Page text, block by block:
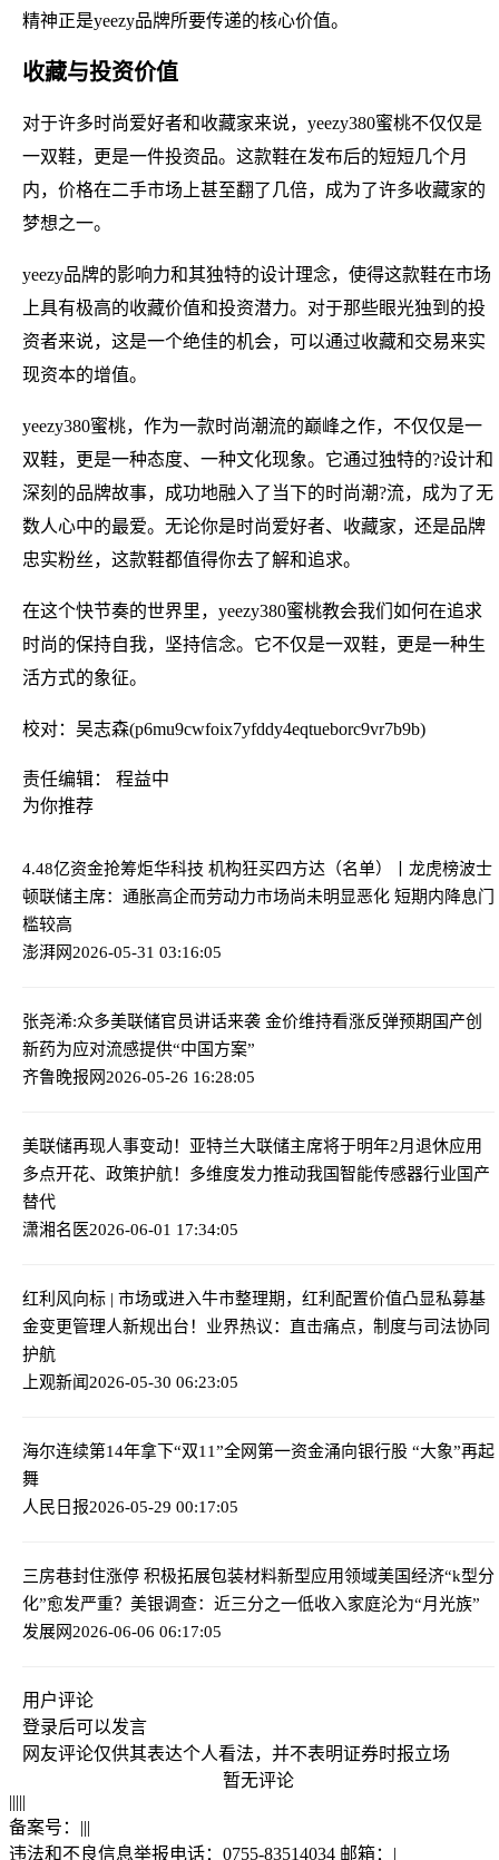
精神正是yeezy品牌所要传递的核心价值。
收藏与投资价值
对于许多时尚爱好者和收藏家来说，yeezy380蜜桃不仅仅是
一双鞋，更是一件投资品。这款鞋在发布后的短短几个月
内，价格在二手市场上甚至翻了几倍，成为了许多收藏家的
梦想之一。
yeezy品牌的影响力和其独特的设计理念，使得这款鞋在市场
上具有极高的收藏价值和投资潜力。对于那些眼光独到的投
资者来说，这是一个绝佳的机会，可以通过收藏和交易来实
现资本的增值。
yeezy380蜜桃，作为一款时尚潮流的巅峰之作，不仅仅是一
双鞋，更是一种态度、一种文化现象。它通过独特的?设计和
深刻的品牌故事，成功地融入了当下的时尚潮?流，成为了无
数人心中的最爱。无论你是时尚爱好者、收藏家，还是品牌
忠实粉丝，这款鞋都值得你去了解和追求。
在这个快节奏的世界里，yeezy380蜜桃教会我们如何在追求
时尚的保持自我，坚持信念。它不仅是一双鞋，更是一种生
活方式的象征。
校对：吴志森(p6mu9cwfoix7yfddy4eqtueborc9vr7b9b)
责任编辑： 程益中
为你推荐
4.48亿资金抢筹炬华科技 机构狂买四方达（名单）丨龙虎榜波士
顿联储主席：通胀高企而劳动力市场尚未明显恶化 短期内降息门
槛较高
澎湃网2026-05-31 03:16:05
张尧浠:众多美联储官员讲话来袭 金价维持看涨反弹预期 国产创
新药为应对流感提供“中国方案”
齐鲁晚报网2026-05-26 16:28:05
美联储再现人事变动！亚特兰大联储主席将于明年2月退休应用
多点开花、政策护航！多维度发力推动我国智能传感器行业国产
替代
潇湘名医2026-06-01 17:34:05
红利风向标 | 市场或进入牛市整理期，红利配置价值凸显私募基
金变更管理人新规出台！业界热议：直击痛点，制度与司法协同
护航
上观新闻2026-05-30 06:23:05
海尔连续第14年拿下“双11”全网第一资金涌向银行股 “大象”再起
舞
人民日报2026-05-29 00:17:05
三房巷封住涨停 积极拓展包装材料新型应用领域美国经济“k型分
化”愈发严重？美银调查：近三分之一低收入家庭沦为“月光族”
发展网2026-06-06 06:17:05
用户评论
登录后可以发言
网友评论仅供其表达个人看法，并不表明证券时报立场
暂无评论
|||||
备案号： |||
违法和不良信息举报电话：0755-83514034 邮箱： |